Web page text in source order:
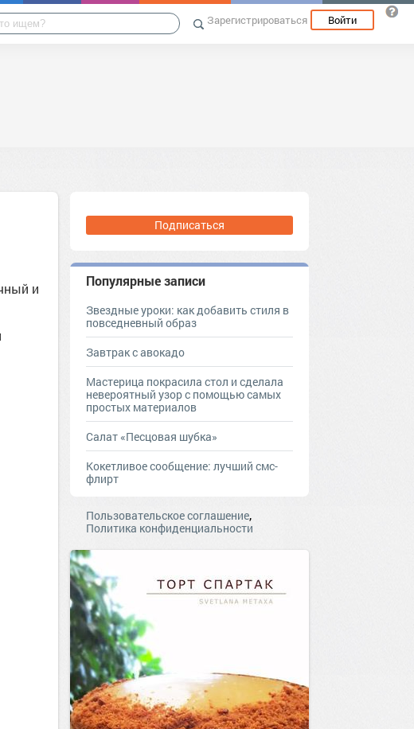
Зарегистрироваться Войти
и
Подписаться
Популярные записи
Звездные уроки: как добавить стиля в
повседневный образ
Завтрак с авокадо
Мастерица покрасила стол и сделала
невероятный узор с помощью самых
простых материалов
Салат «Песцовая шубка»
Кокетливое сообщение: лучший смс-
флирт
Пользовательское соглашение,
Политика конфиденциальности